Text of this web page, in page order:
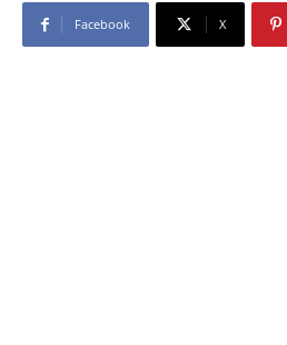
Facebook X